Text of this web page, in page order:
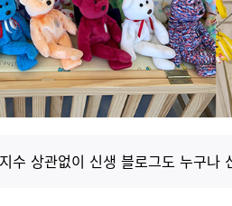
수 상관없이 신생 블로그도 누구나